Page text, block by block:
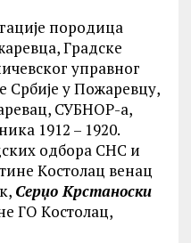
породица
Градске
управног
Србије у Пожаревцу,
СУБНОР-а,
1912 – 1920.
одбора СНС и
Kостолац венац
Серџо Kрстаноски
ГО Kостолац,